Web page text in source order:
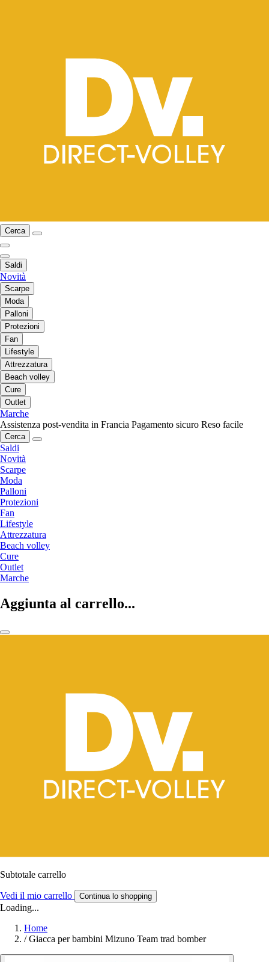
Cerca
Saldi
Novità
Scarpe
Moda
Palloni
Protezioni
Fan
Lifestyle
Attrezzatura
Beach volley
Cure
Outlet
Marche
Assistenza post-vendita in Francia Pagamento sicuro Reso facile
Cerca
Saldi
Novità
Scarpe
Moda
Palloni
Protezioni
Fan
Lifestyle
Attrezzatura
Beach volley
Cure
Outlet
Marche
Aggiunta al carrello...
Subtotale carrello
Vedi il mio carrello Continua lo shopping
Loading...
Home
/ Giacca per bambini Mizuno Team trad bomber